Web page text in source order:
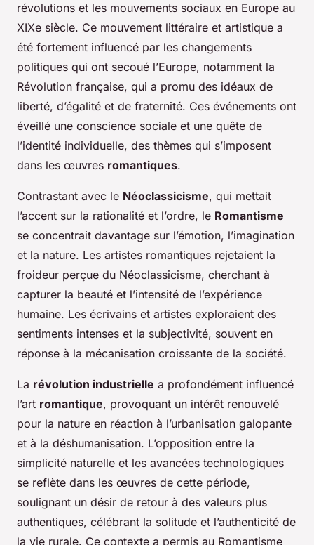
révolutions et les mouvements sociaux en Europe au
XIXe siècle. Ce mouvement littéraire et artistique a
été fortement influencé par les changements
politiques qui ont secoué l’Europe, notamment la
Révolution française, qui a promu des idéaux de
liberté, d’égalité et de fraternité. Ces événements ont
éveillé une conscience sociale et une quête de
l’identité individuelle, des thèmes qui s’imposent
dans les œuvres romantiques.
Contrastant avec le Néoclassicisme, qui mettait
l’accent sur la rationalité et l’ordre, le Romantisme
se concentrait davantage sur l’émotion, l’imagination
et la nature. Les artistes romantiques rejetaient la
froideur perçue du Néoclassicisme, cherchant à
capturer la beauté et l’intensité de l’expérience
humaine. Les écrivains et artistes exploraient des
sentiments intenses et la subjectivité, souvent en
réponse à la mécanisation croissante de la société.
La révolution industrielle a profondément influencé
l’art romantique, provoquant un intérêt renouvelé
pour la nature en réaction à l’urbanisation galopante
et à la déshumanisation. L’opposition entre la
simplicité naturelle et les avancées technologiques
se reflète dans les œuvres de cette période,
soulignant un désir de retour à des valeurs plus
authentiques, célébrant la solitude et l’authenticité de
la vie rurale. Ce contexte a permis au Romantisme